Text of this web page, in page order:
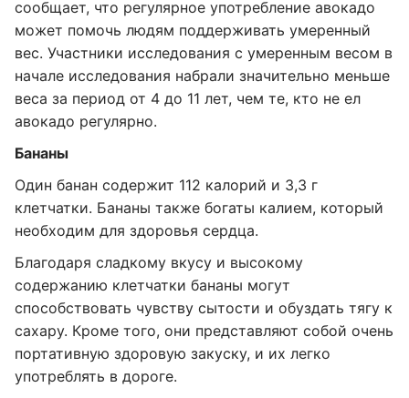
сообщает, что регулярное употребление авокадо
может помочь людям поддерживать умеренный
вес. Участники исследования с умеренным весом в
начале исследования набрали значительно меньше
веса за период от 4 до 11 лет, чем те, кто не ел
авокадо регулярно.
Бананы
Один банан содержит 112 калорий и 3,3 г
клетчатки. Бананы также богаты калием, который
необходим для здоровья сердца.
Благодаря сладкому вкусу и высокому
содержанию клетчатки бананы могут
способствовать чувству сытости и обуздать тягу к
сахару. Кроме того, они представляют собой очень
портативную здоровую закуску, и их легко
употреблять в дороге.